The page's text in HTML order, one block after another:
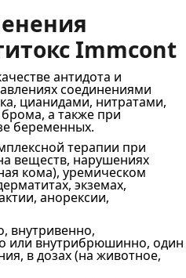
Immcont
антидота и
соединениями
цианидами, нитратами,
а также при
беременных.
терапии при
веществ, нарушениях
кома), уремическом
экземах,
анорексии,
внутривенно,
или внутрибрюшинно, один
в дозах (на животное,